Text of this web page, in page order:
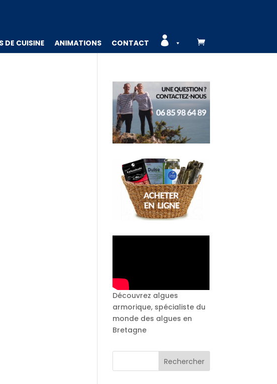
DE CUISINE ANIMATIONS CONTACT 
Découvrez algues
armorique, spécialiste du
monde des algues en
Bretagne
Rechercher